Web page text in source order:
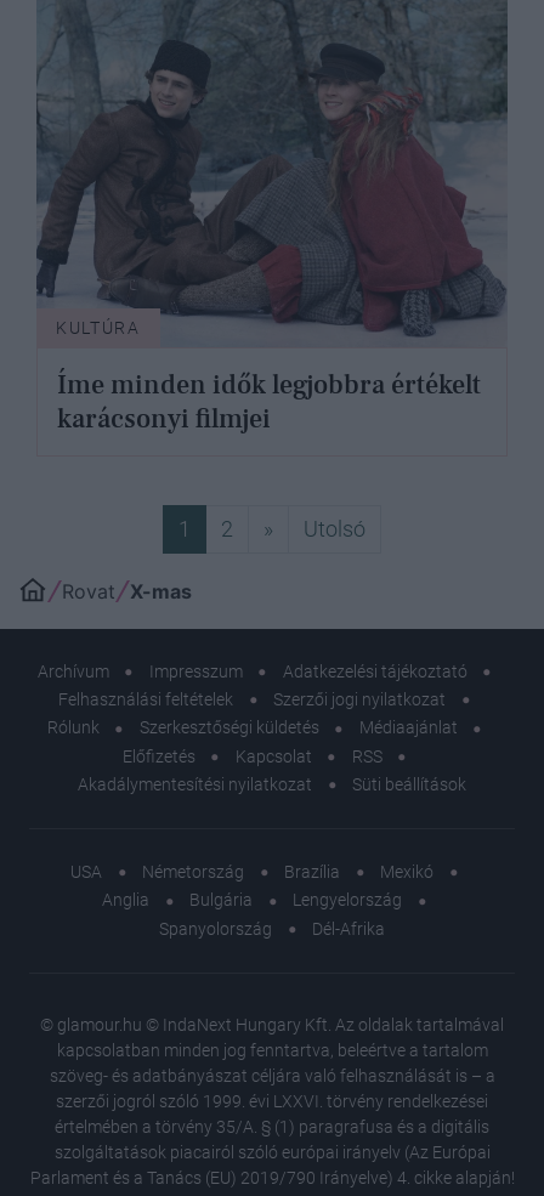
KULTÚRA
Íme minden idők legjobbra értékelt
karácsonyi filmjei
1 2 » Következő
Utolsó
Rovat X-mas
Archívum Impresszum
Adatkezelési tájékoztató
Felhasználási feltételek
Szerzői jogi nyilatkozat
Rólunk
Szerkesztőségi küldetés
Médiaajánlat
Előfizetés
Kapcsolat
RSS
Akadálymentesítési nyilatkozat
Süti beállítások
USA Németország Brazília
Mexikó
Anglia
Bulgária
Lengyelország
Spanyolország
Dél-Afrika
© glamour.hu © IndaNext Hungary Kft. Az oldalak tartalmával
kapcsolatban minden jog fenntartva, beleértve a tartalom
szöveg- és adatbányászat céljára való felhasználását is – a
szerzői jogról szóló 1999. évi LXXVI. törvény rendelkezései
értelmében a törvény 35/A. § (1) paragrafusa és a digitális
szolgáltatások piacairól szóló európai irányelv (Az Európai
Parlament és a Tanács (EU) 2019/790 Irányelve) 4. cikke alapján!